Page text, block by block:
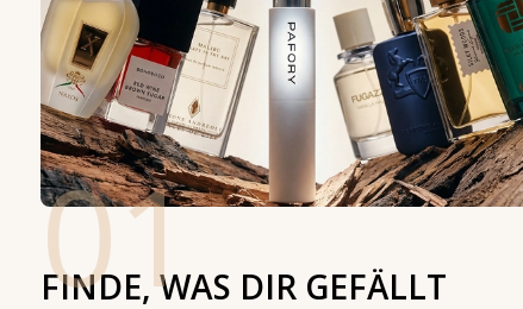
01
FINDE, WAS DIR GEFÄLLT